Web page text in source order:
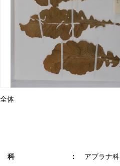
全体
科 アブラナ科